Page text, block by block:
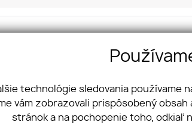
811 02 Bratislava - mestská časť Staré
Tel:+421 950 356 356
technológie sledovania používame
vám zobrazovali prispôsobený
stránok a na pochopenie toho, odkiaľ